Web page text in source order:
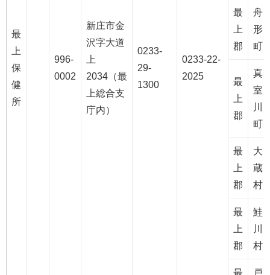
最
上
保
健
所
996-
0002
新庄市金
沢字大道
上
2034（最
上総合支
庁内）
0233-
29-
1300
0233-22-
2025
最
上
郡
舟
形
町
最
上
郡
真
室
町
最
上
郡
大
蔵
村
最
上
郡
鮭
村
最
戸